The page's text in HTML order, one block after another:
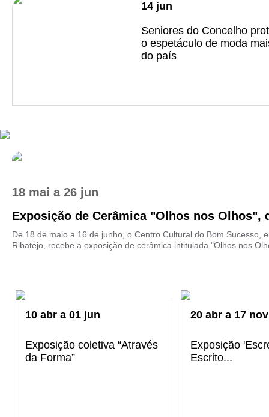
14 jun
Seniores do Concelho
o espetáculo de moda
do país
18 mai a26 jun
Exposição de Cerâmica "Olhos nos Olhos",
De 18 de maio a 16 de junho, o Centro Cultural do Bom Sucesso,
Ribatejo, recebe a exposição de cerâmica intitulada "Olhos nos
10 abr a 01 jun
Exposição coletiva “Através
da Forma”
20 abr a 17 nov
Exposição
Escrito...